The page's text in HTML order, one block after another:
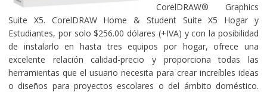
CorelDRAW® Graphics
Suite X5. CorelDRAW Home & Student Suite X5 Hogar y
Estudiantes, por solo $256.00 dólares (+IVA) y con la posibilidad
de instalarlo en hasta tres equipos por hogar, ofrece una
excelente relación calidad-precio y proporciona todas las
herramientas que el usuario necesita para crear increíbles ideas
o diseños para proyectos escolares o del ámbito doméstico.